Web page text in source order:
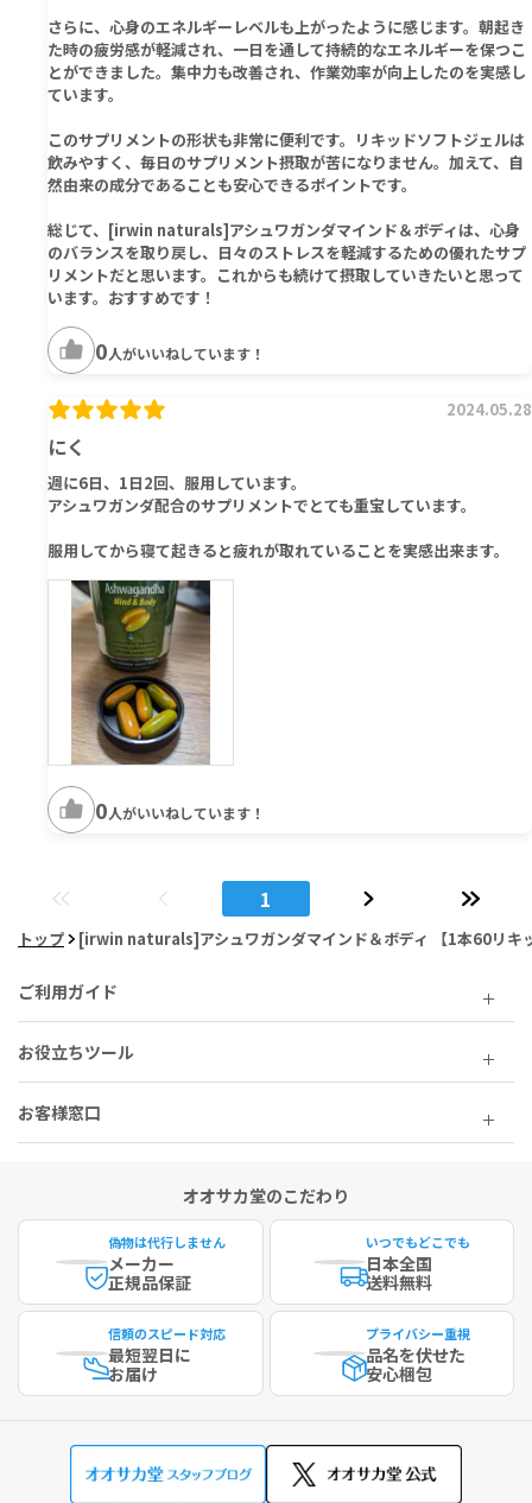
さらに、心身のエネルギーレベルも上がったように感じます。朝起き
た時の疲労感が軽減され、一日を通して持続的なエネルギーを保つこ
とができました。集中力も改善され、作業効率が向上したのを実感し
ています。
このサプリメントの形状も非常に便利です。リキッドソフトジェルは
飲みやすく、毎日のサプリメント摂取が苦になりません。加えて、自
然由来の成分であることも安心できるポイントです。
総じて、[irwin naturals]アシュワガンダマインド＆ボディは、心身
のバランスを取り戻し、日々のストレスを軽減するための優れたサプ
リメントだと思います。これからも続けて摂取していきたいと思って
います。おすすめです！
0人がいいねしています！
にく
2024.05.28
週に6日、1日2回、服用しています。
アシュワガンダ配合のサプリメントでとても重宝しています。
服用してから寝て起きると疲れが取れていることを実感出来ます。
0人がいいねしています！
1
トップ [irwin naturals]アシュワガンダマインド＆ボディ 【1本60リキ
ご利用ガイド
お役立ちツール
お客様窓口
オオサカ堂のこだわり
偽物は代行しません
メーカー
正規品保証
いつでもどこでも
日本全国
送料無料
信頼のスピード対応
最短翌日に
お届け
プライバシー重視
品名を伏せた
安心梱包